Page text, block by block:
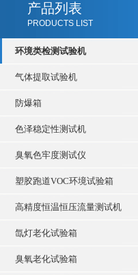
产品列表
PRODUCTS LIST
环境类检测试验机
气体提取试验机
防爆箱
色泽稳定性测试机
臭氧色牢度测试仪
塑胶跑道VOC环境试验箱
高精度恒温恒压流量测试机
氙灯老化试验箱
臭氧老化试验箱